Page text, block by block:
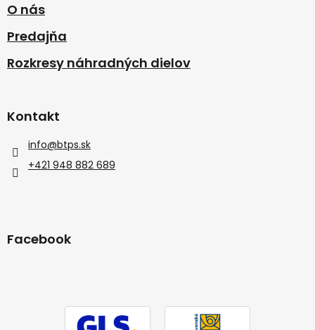
O nás
Predajňa
Rozkresy náhradných dielov
Kontakt
info@btps.sk
+421 948 882 689
Facebook